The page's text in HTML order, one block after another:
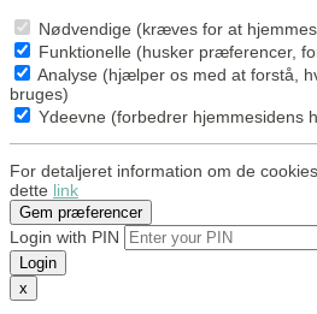
Nødvendige (kræves for at
Funktionelle (husker præferencer,
Analyse (hjælper os med at forstå,
bruges)
Ydeevne (forbedrer hjemmesidens
For detaljeret information om de
dette link
Gem præferencer
Login with PIN
Login
x